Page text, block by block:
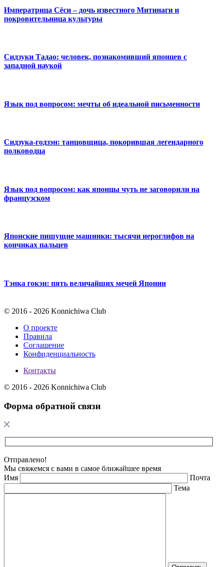
Императрица Сёси – дочь известного Митинаги и
покровительница культуры
Сидзуки Тадао: человек, познакомивший японцев с
западной наукой
Язык под вопросом: мечты об идеальной письменности
Сидзука-годзэн: танцовщица, покорившая легендарного
полководца
Язык под вопросом: как японцы чуть не заговорили на
французском
Японские пишущие машинки: тысячи иероглифов на
кончиках пальцев
Тэнка гокэн: пять величайших мечей Японии
© 2016 - 2026 Konnichiwa Club
О проекте
Правила
Соглашение
Конфиденциальность
Контакты
© 2016 - 2026 Konnichiwa Club
Форма обратной связи
Отправлено!
Мы свяжемся с вами в самое ближайшее время
Имя
Почта
Тема